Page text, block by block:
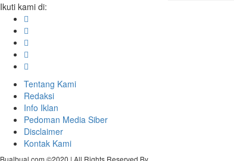
Ikuti kami di:
Tentang Kami
Redaksi
Info Iklan
Pedoman Media Siber
Disclaimer
Kontak Kami
Bualbual.com ©2020 | All Rights Reserved By